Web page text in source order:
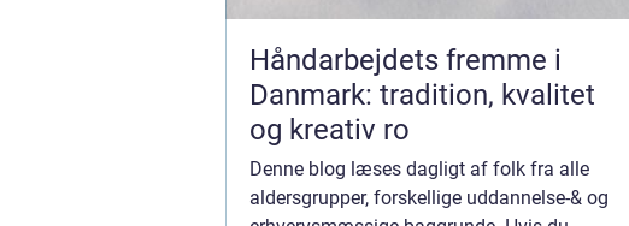
Håndarbejdets fremme i
Danmark: tradition, kvalitet
og kreativ ro
Denne blog læses dagligt af folk fra alle
aldersgrupper, forskellige uddannelse-& og